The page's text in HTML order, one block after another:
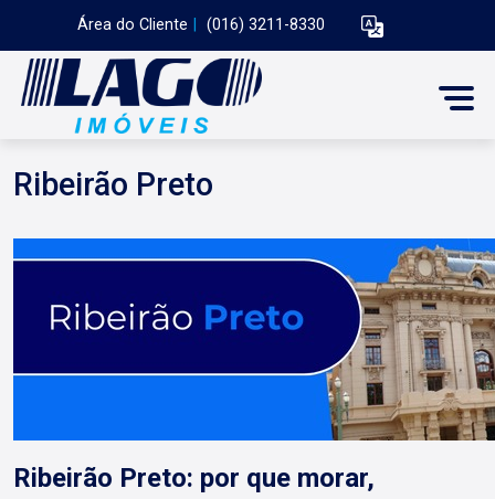
Área do Cliente (016) 3211-8330
Ribeirão Preto
Ribeirão Preto: por que morar,